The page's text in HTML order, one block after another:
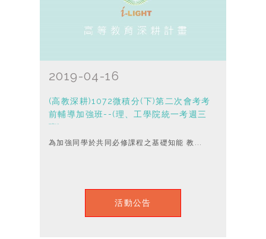
2019-04-16
(高教深耕)1072微積分(下)第二次會考考
前輔導加強班--(理、工學院統一考週三
班)
為加強同學於共同必修課程之基礎知能 教...
活動公告